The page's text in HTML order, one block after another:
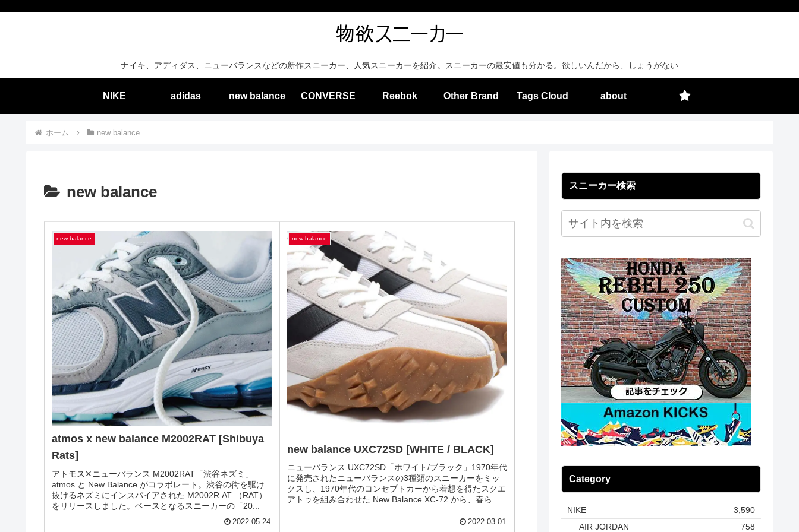
ナイキ、アディダス、ニューバランスなどの新作スニーカー、人気スニーカーを紹介。スニーカーの最安値も分かる。欲しいんだから、しょうがない
NIKE adidas new balance CONVERSE Reebok Other Brand Tags Cloud about
ホーム new balance
new balance
new balance new balance
スニーカー検索
Category
NIKE
3,590
AIR JORDAN
758